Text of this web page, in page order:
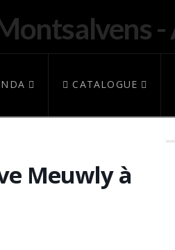
CATALOGUE
Meuwly à